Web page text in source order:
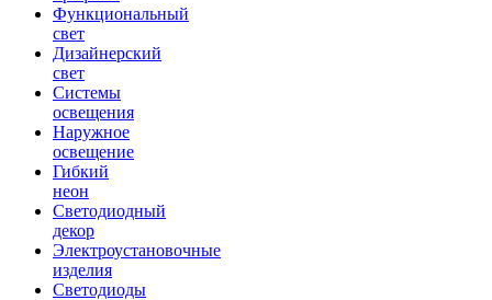
Функциональный
свет
Дизайнерский
свет
Системы
освещения
Наружное
освещение
Гибкий
неон
Светодиодный
декор
Электроустановочные
изделия
Светодиоды